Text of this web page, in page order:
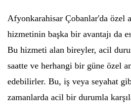
Afyonkarahisar Çobanlar'da özel
hizmetinin başka bir avantajı da
Bu hizmeti alan bireyler, acil
saatte ve herhangi bir güne özel
edebilirler. Bu, iş veya seyahat
zamanlarda acil bir durumla